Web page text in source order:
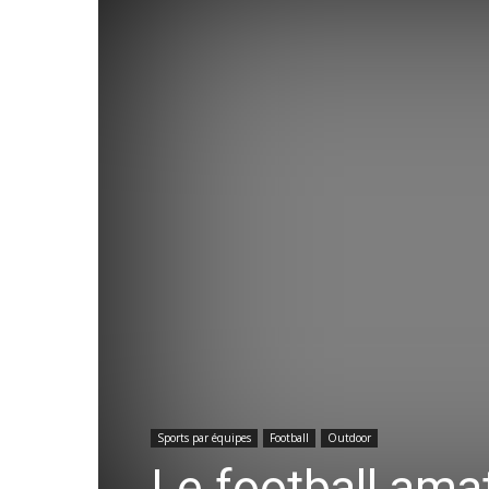
Sports par équipes Football Outdoor